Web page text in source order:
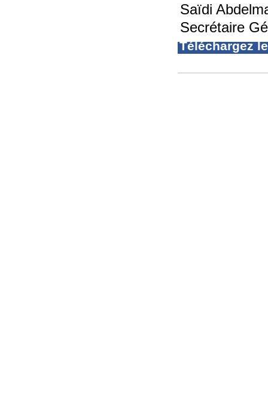
Saïdi
Secrétaire
Téléchargez